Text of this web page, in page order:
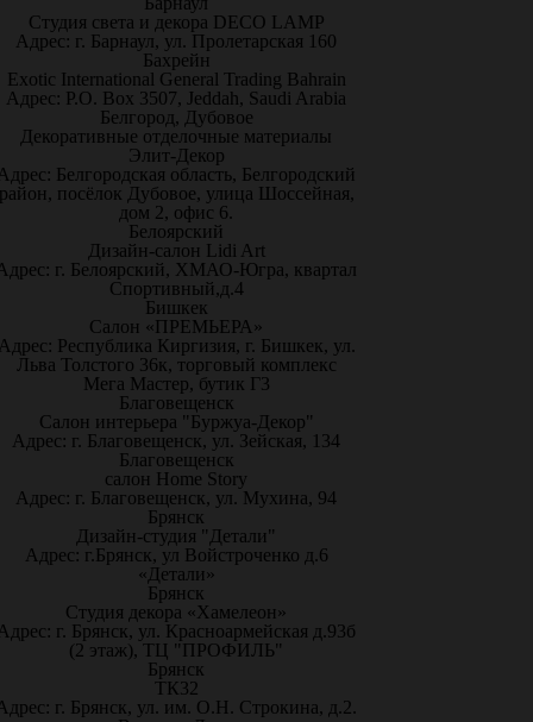
Студия света и декора DECO LAMP
Адрес: г. Барнаул, ул. Пролетарская 160
Бахрейн
Exotic International General Trading Bahrain
Адрес: P.O. Box 3507, Jeddah, Saudi Arabia
Белгород, Дубовое
Декоративные отделочные материалы
Элит-Декор
Белгородская область, Белгородский
посёлок Дубовое, улица Шоссейная,
дом 2, офис 6.
Белоярский
Дизайн-салон Lidi Art
г. Белоярский, ХМАО-Югра, квартал
Спортивный,д.4
Бишкек
Салон «ПРЕМЬЕРА»
Республика Киргизия, г. Бишкек, ул.
Льва Толстого 36к, торговый комплекс
Мега Мастер, бутик Г3
Благовещенск
Салон интерьера "Буржуа-Декор"
Адрес: г. Благовещенск, ул. Зейская, 134
Благовещенск
салон Home Story
Адрес: г. Благовещенск, ул. Мухина, 94
Брянск
Дизайн-студия "Детали"
Адрес: г.Брянск, ул Войстроченко д.6
«Детали»
Брянск
Студия декора «Хамелеон»
г. Брянск, ул. Красноармейская д.93б
(2 этаж), ТЦ "ПРОФИЛЬ"
Брянск
ТК32
г. Брянск, ул. им. О.Н. Строкина, д.2.